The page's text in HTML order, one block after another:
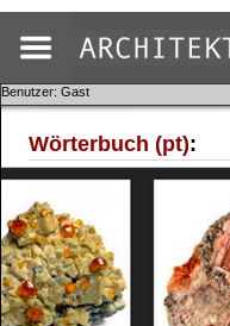
Benutzer: Gast
Wörterbuch (pt):